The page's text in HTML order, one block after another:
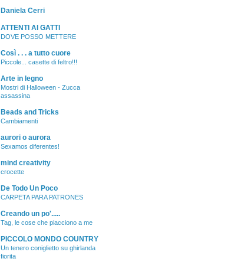
Daniela Cerri
ATTENTI AI GATTI
DOVE POSSO METTERE
Così . . . a tutto cuore
Piccole... casette di feltro!!!
Arte in legno
Mostri di Halloween - Zucca
assassina
Beads and Tricks
Cambiamenti
aurori o aurora
Sexamos diferentes!
mind creativity
crocette
De Todo Un Poco
CARPETA PARA PATRONES
Creando un po'.....
Tag, le cose che piacciono a me
PICCOLO MONDO COUNTRY
Un tenero coniglietto su ghirlanda
fiorita